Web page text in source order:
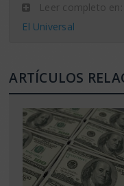
Leer completo en:
El Universal
ARTÍCULOS